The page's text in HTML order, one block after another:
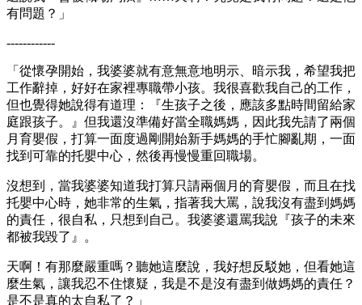
有問題？」
------------
「從懷孕開始，我婆婆就有意無意地明示、暗示我，希望我把
工作辭掉，好好在家裡專職帶小孩。我很喜歡我自己的工作，
但也覺得她說得有道理：『生孩子之後，應該多點時間留給家
庭跟孩子。』但我還沒準備好當全職媽媽，因此我先請了兩個
月育嬰假，打算一面度過剛開始新手媽媽的手忙腳亂期，一面
找到可靠的托嬰中心，然後再慢慢重回職場。
沒想到，當我婆婆知道我打算只請兩個月的育嬰假，而且在找
托嬰中心時，她非常的生氣，指著我大罵，說我沒有盡到媽媽
的責任，很自私，只想到自己。我婆婆還罵我說『孩子的未來
都被我毀了』。
天啊！有那麼嚴重嗎？聽她這麼說，我好想反駁她，但看她這
麼生氣，讓我忍不住懷疑，我是不是沒有盡到做媽媽的責任？
是不是真的太自私了？」